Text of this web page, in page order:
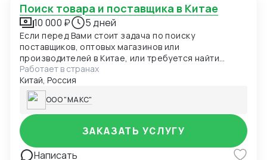
Поиск товара и поставщика в Китае
10 000 ₽ 5 дней
Если перед Вами стоит задача по поиску
поставщиков, оптовых магазинов или
производителей в Китае, или требуется найти
определенный товар из Китая по лучшей цене, наши
специалисты предоставят Вам только проверенные
данные из надежных источников, и собственных баз
данных прямых производителей или поставщиков.
Наша задача, прежде всего, свести к минимуму все
риски для Вас и Вашего бизнеса. Мы досконально
проверяем лучших производителей в Китае, и
найдем для Вас оптимальные цены, не экономя на
Работает в странах
Китай, Россия
ООО "МАКС"
Написать
ЗАКАЗАТЬ УСЛУГУ